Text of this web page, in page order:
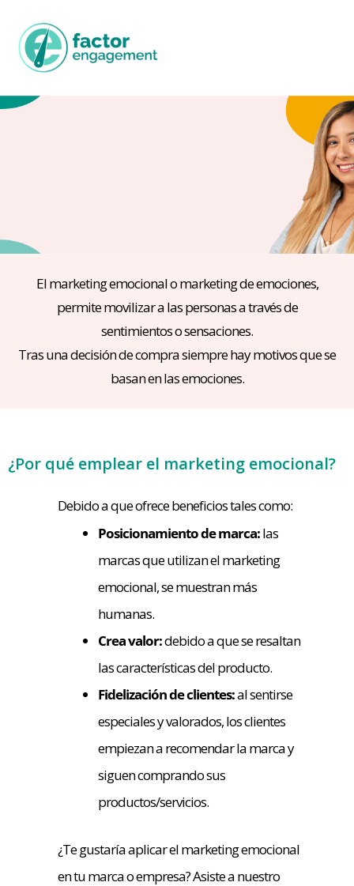
El marketing emocional o marketing de emociones,
permite movilizar a las personas a través de
sentimientos o sensaciones.
Tras una decisión de compra siempre hay motivos que se
basan en las emociones.
¿Por qué emplear el marketing emocional?
Debido a que ofrece beneficios tales como:
Posicionamiento de marca:las
marcas que utilizan el marketing
emocional, se muestran más
humanas.
Crea valor:debido a que se resaltan
las características del producto.
Fidelización de clientes:al sentirse
especiales y valorados, los clientes
empiezan a recomendar la marca y
siguen comprando sus
productos/servicios.
¿Te gustaría aplicar el marketing emocional
en tu marca o empresa? Asiste a nuestro